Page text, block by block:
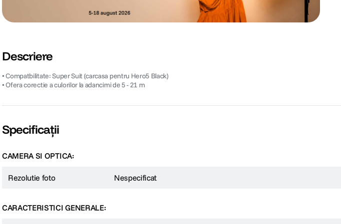
Descriere
• Compatbilitate: Super Suit (carcasa pentru Hero5 Black)
• Ofera corectie a culorilor la adancimi de 5 - 21 m
Specificații
CAMERA SI OPTICA:
Rezolutie foto Nespecificat
CARACTERISTICI GENERALE: